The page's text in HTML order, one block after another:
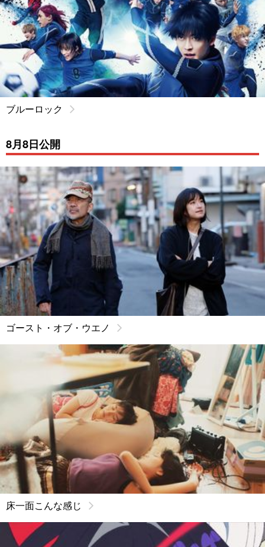
ブルーロック
8月8日公開
ゴースト・オブ・ウエノ
床一面こんな感じ